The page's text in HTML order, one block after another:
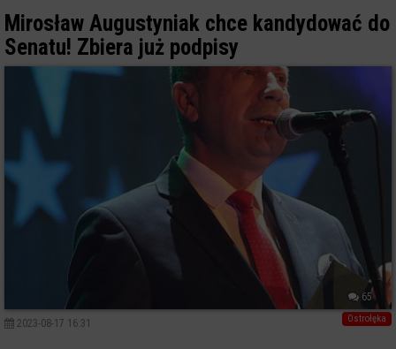
Mirosław Augustyniak chce kandydować do
Senatu! Zbiera już podpisy
65
Ostrołęka
2023-08-17 16:31